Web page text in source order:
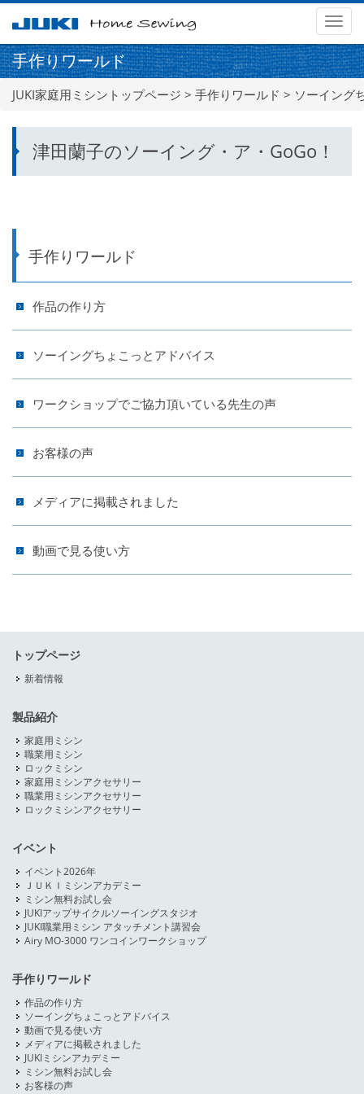
メ
ニ
ュ
ー
手作りワールド
JUKI家庭用ミシントップページ > 手作りワールド > ソーイング
津田蘭子のソーイング・ア・GoGo！
手作りワールド
作品の作り方
ソーイングちょこっとアドバイス
ワークショップでご協力頂いている先生の声
お客様の声
メディアに掲載されました
動画で見る使い方
トップページ
新着情報
製品紹介
家庭用ミシン
職業用ミシン
ロックミシン
家庭用ミシンアクセサリー
職業用ミシンアクセサリー
ロックミシンアクセサリー
イベント
イベント2026年
ＪＵＫＩミシンアカデミー
ミシン無料お試し会
JUKIアップサイクルソーイングスタジオ
JUKI職業用ミシン アタッチメント講習会
Airy MO-3000 ワンコインワークショップ
手作りワールド
作品の作り方
ソーイングちょこっとアドバイス
動画で見る使い方
メディアに掲載されました
JUKIミシンアカデミー
ミシン無料お試し会
お客様の声